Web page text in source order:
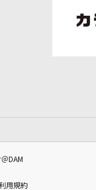
DAM
用規約